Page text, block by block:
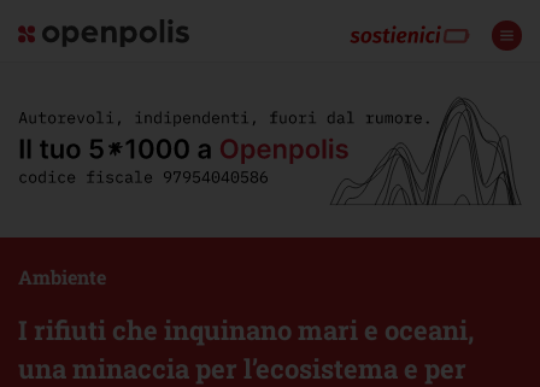
I rifiuti che inquinano mari e oceani,
una minaccia per l’ecosistema e per
Ambiente